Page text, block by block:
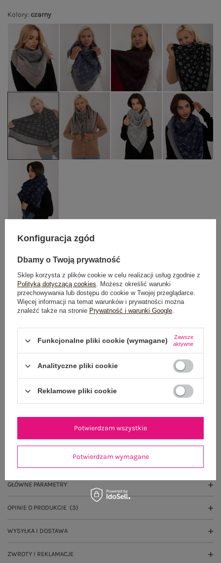
Kolory: czarny
One size
DODAJ DO KOSZYKA
Możesz kupić także poprzez:
Do darmowej dostawy brakuje 200,00 zł
100 dni na zwrot
GŁÓWNE PARAMETRY
OPINIE O PRODUKCIE (3)
WYSYŁKA I DOSTAWA
ZWROTY I REKLAMACJE
Konfiguracja zgód
Dbamy o Twoją prywatność
Sklep korzysta z plików cookie w celu realizacji usług zgodnie z
Polityką dotyczącą cookies. Możesz określić warunki
przechowywania lub dostępu do cookie w Twojej przeglądarce.
Więcej informacji na temat warunków i prywatności można
znaleźć także na stronie Prywatność i warunki Google.
Funkcjonalne pliki cookie (wymagane)
Zawsze
aktywne
Analityczne pliki cookie
Reklamowe pliki cookie
Potwierdzam wymagane
Potwierdzam wszystkie